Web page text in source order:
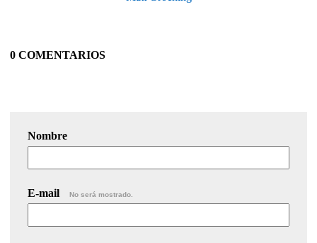
0 COMENTARIOS
Nombre
E-mail No será mostrado.